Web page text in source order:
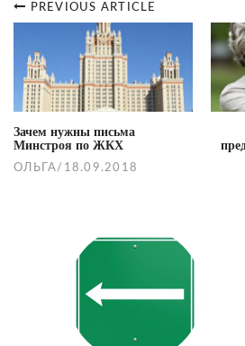
Post
navigation
PREVIOUS ARTICLE
Зачем нужны письма
Минстроя по ЖКХ
ОЛЬГА / 18.09.2018